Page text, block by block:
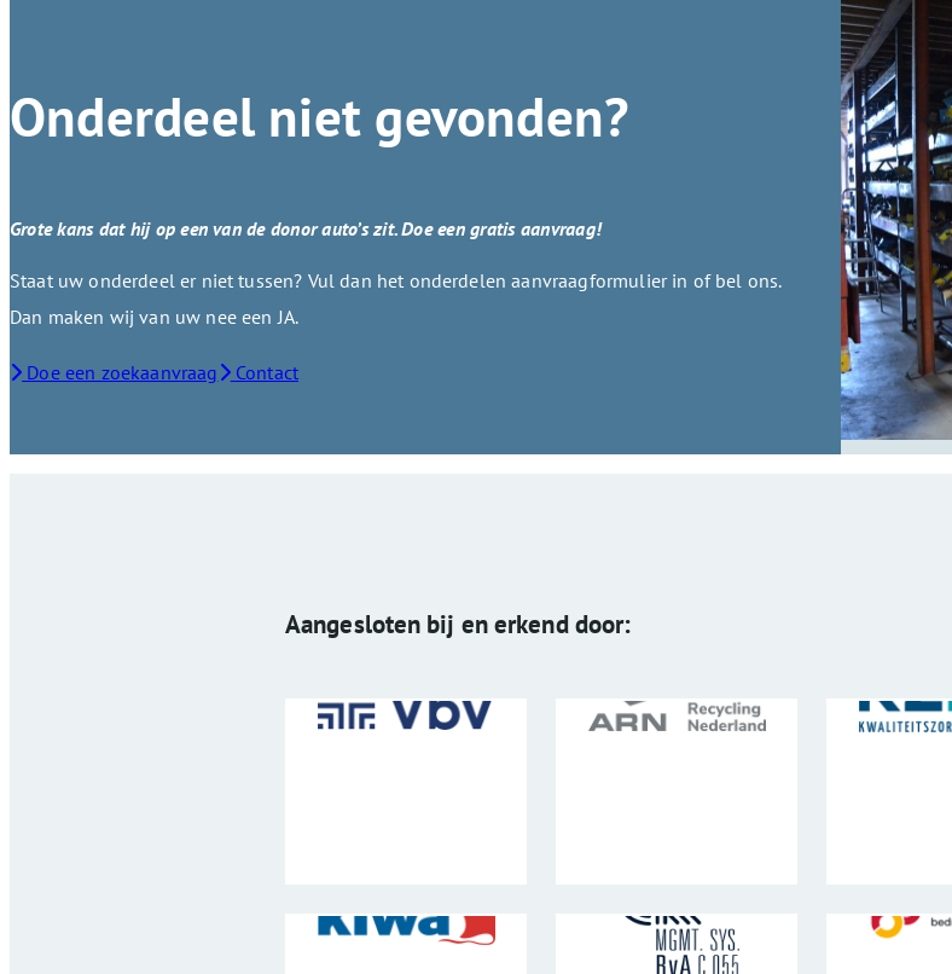
Onderdeel niet gevonden?
Grote kans dat hij op een van de donor auto’s zit. Doe een gratis aanvraag!
Staat uw onderdeel er niet tussen? Vul dan het onderdelen aanvraagformulier in of bel ons.
Dan maken wij van uw nee een JA.
Doe een zoekaanvraag Contact
Aangesloten bij en erkend door: